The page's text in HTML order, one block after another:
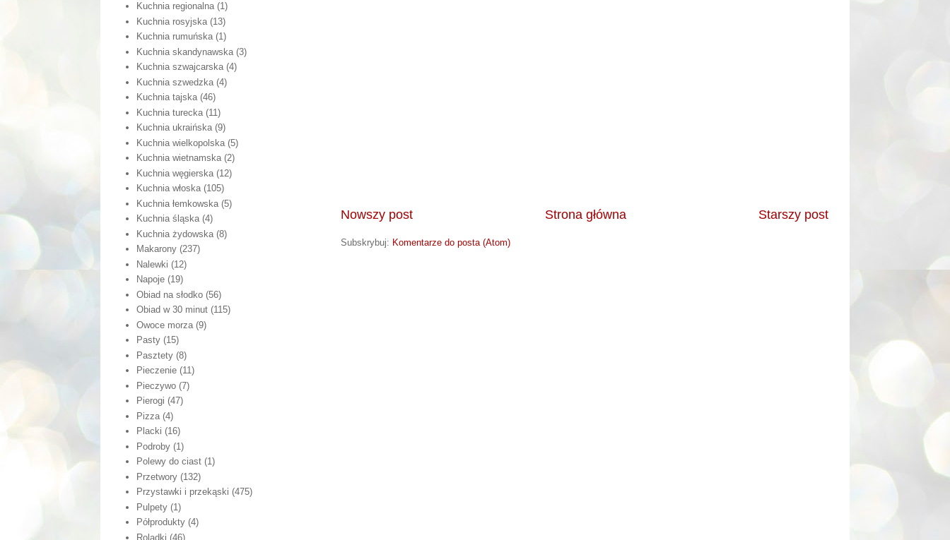
Nowszy post Starszy post
Strona główna
Subskrybuj: Komentarze do posta (Atom)
Kuchnia regionalna (1)
Kuchnia rosyjska (13)
Kuchnia rumuńska (1)
Kuchnia skandynawska (3)
Kuchnia szwajcarska (4)
Kuchnia szwedzka (4)
Kuchnia tajska (46)
Kuchnia turecka (11)
Kuchnia ukraińska (9)
Kuchnia wielkopolska (5)
Kuchnia wietnamska (2)
Kuchnia węgierska (12)
Kuchnia włoska (105)
Kuchnia łemkowska (5)
Kuchnia śląska (4)
Kuchnia żydowska (8)
Makarony (237)
Nalewki (12)
Napoje (19)
Obiad na słodko (56)
Obiad w 30 minut (115)
Owoce morza (9)
Pasty (15)
Pasztety (8)
Pieczenie (11)
Pieczywo (7)
Pierogi (47)
Pizza (4)
Placki (16)
Podroby (1)
Polewy do ciast (1)
Przetwory (132)
Przystawki i przekąski (475)
Pulpety (1)
Półprodukty (4)
Roladki (46)